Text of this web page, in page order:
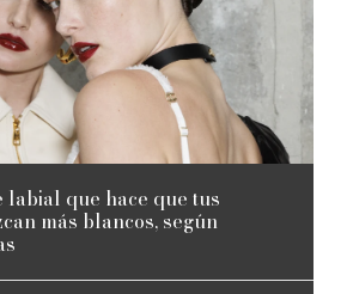
labial que hace que tus
más blancos, según